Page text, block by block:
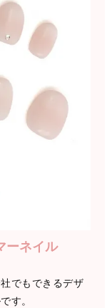
ーネイル
でもできるデザ
す。